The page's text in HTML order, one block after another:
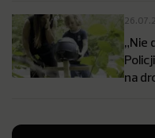
„Nie
na